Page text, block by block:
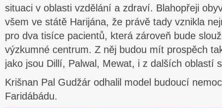
situaci v oblasti vzdělání a zdraví. Blahopřeji
všem ve státě Harijána, že právě tady vznikla
pro dva tisíce pacientů, která zároveň bude
výzkumné centrum. Z něj budou mít prospěch
jako jsou Dillí, Palwal, Mewat, i z dalších oblastí
Krišnan Pal Gudžár odhalil model budoucí
Faridábádu.